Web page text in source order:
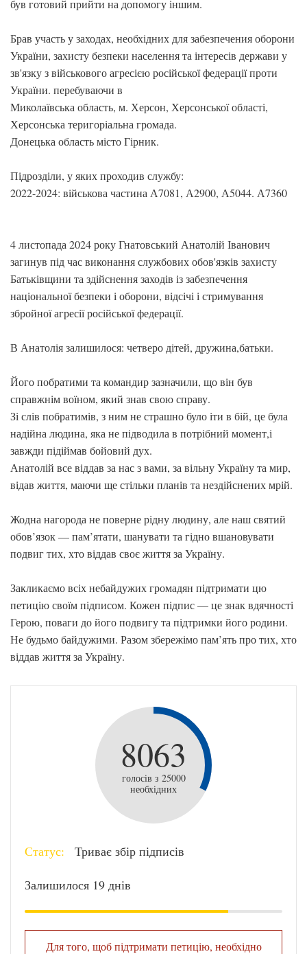
був готовий прийти на допомогу іншим.
Брав участь у заходах, необхідних для забезпечения оборони
України, захисту безпеки населення та інтересів держави у
зв'язку з військового агресією російської федерації проти
України. перебуваючи в
Миколаївська область, м. Херсон, Херсонської області,
Херсонська теригоріальна громада.
Донецька область місто Гірник.
Підрозділи, у яких проходив службу:
2022-2024: військова частина А7081, А2900, А5044. А7360
4 листопада 2024 року Гнатовський Анатолій Іванович
загинув під час виконання службових обов'язків захисту
Батьківщини та здійснення заходів із забезпечення
національної безпеки і оборони, відсічі і стримування
збройної агресії російської федерації.
В Анатолія залишилося: четверо дітей, дружина,батьки.
Його побратими та командир зазначили, що він був
справжнім воїном, який знав свою справу.
Зі слів побратимів, з ним не страшно було іти в бій, це була
надійна людина, яка не підводила в потрібний момент,і
завжди підіймав бойовий дух.
Анатолій все віддав за нас з вами, за вільну Україну та мир,
відав життя, маючи ще стільки планів та нездійснених мрій.
Жодна нагорода не поверне рідну людину, але наш святий
обов’язок — пам’ятати, шанувати та гідно вшановувати
подвиг тих, хто віддав своє життя за Україну.
Закликаємо всіх небайдужих громадян підтримати цю
петицію своїм підписом. Кожен підпис — це знак вдячності
Герою, поваги до його подвигу та підтримки його родини.
Не будьмо байдужими. Разом збережімо пам’ять про тих, хто
віддав життя за Україну.
8063
голосів з 25000
необхідних
Статус: Триває збір підписів
Залишилося 19 днів
Для того, щоб підтримати петицію, необхідно